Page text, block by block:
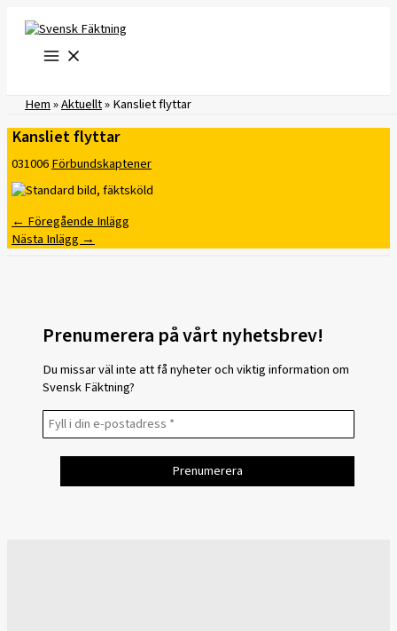
innehåll
Hem»Aktuellt»Kansliet flyttar
Kansliet flyttar
031006Förbundskaptener
← Föregående Inlägg
Nästa Inlägg →
Prenumerera på vårt nyhetsbrev!
Du missar väl inte att få nyheter och viktig information om
Svensk Fäktning?